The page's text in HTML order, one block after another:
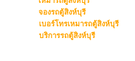
จองรถตู้สิงห์บุรี
เบอร์โทรเหมารถตู้สิงห์บุรี
บริการรถตู้สิงห์บุรี